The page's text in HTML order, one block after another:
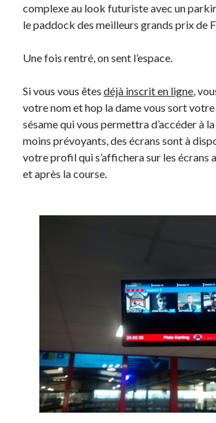
complexe au look futuriste avec un
le paddock des meilleurs grands prix de
Une fois rentré, on sent l’espace.
Si vous vous êtesdéjà inscrit en ligne ,
votre nom et hop la dame vous sort
sésame qui vous permettra d’accéder à
moins prévoyants, des écrans sont à
votre profil qui s’affichera sur les écrans
et après la course.